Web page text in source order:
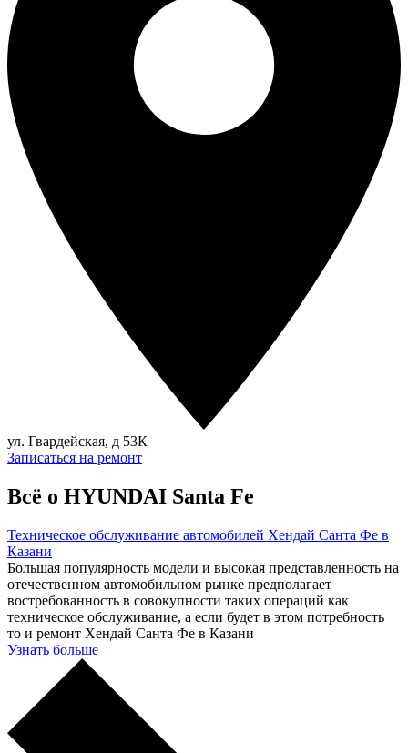
ул. Гвардейская, д 53К
Записаться на ремонт
Всё о HYUNDAI Santa Fe
Техническое обслуживание автомобилей Хендай Санта Фе в
Казани
Большая популярность модели и высокая представленность на
отечественном автомобильном рынке предполагает
востребованность в совокупности таких операций как
техническое обслуживание, а если будет в этом потребность
то и ремонт Хендай Санта Фе в Казани
Узнать больше